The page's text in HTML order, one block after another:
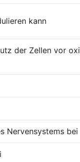
kann
der Zellen vor
Nervensystems bei